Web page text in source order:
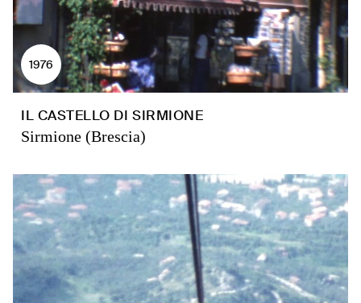
1976
IL CASTELLO DI SIRMIONE
Sirmione (Brescia)